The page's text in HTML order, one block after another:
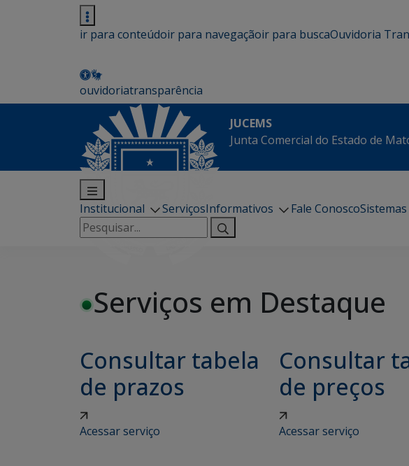
ir para conteúdoir para navegaçãoir para buscaOuvidoria
ouvidoriatransparência
JUCEMS
Junta Comercial do Estado de
Institucional ServiçosInformativos Fale ConoscoSistemas
Pesquisar
por:
Serviços em Destaque
Consultar tabela
de prazos
Acessar serviço
Consultar
de preços
Acessar serviço